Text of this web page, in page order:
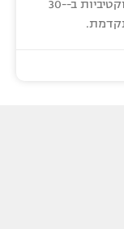
צ'קליסט מעשי וטיפים לשיפור הפרודוקטיביות ב-30-